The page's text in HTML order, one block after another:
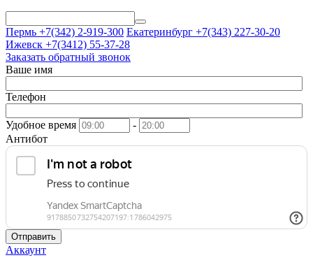
Пермь +7(342) 2-919-300 Екатеринбург +7(343) 227-30-20
Ижевск +7(3412) 55-37-28
Заказать обратный звонок
Ваше имя
Телефон
Удобное время
-
Антибот
Отправить
Аккаунт